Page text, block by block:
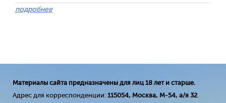
подробнее
Материалы сайта предназначены для лиц 18 лет и старше.
Адрес для корреспонденции: 115054, Москва, М-54, а/я 32.